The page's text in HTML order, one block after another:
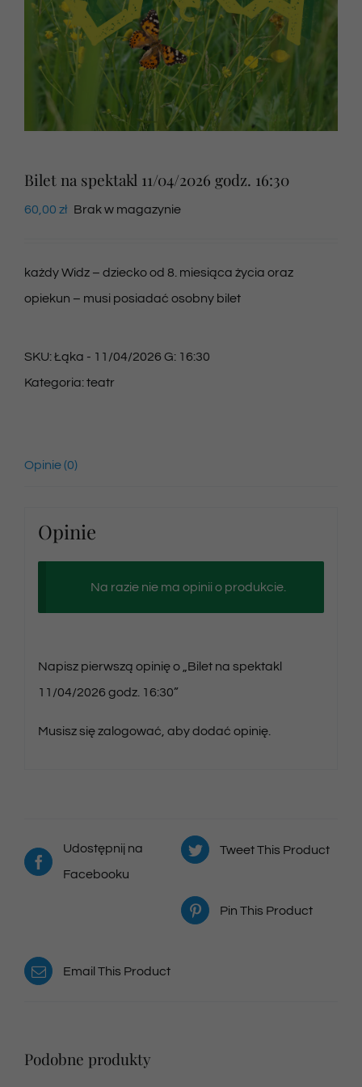
SKLEP VOD
Bilet na spektakl 11/04/2026 godz. 16:30
60,00 zł Brak w magazynie
każdy Widz – dziecko od 8. miesiąca życia oraz
opiekun – musi posiadać osobny bilet
SKU:Łąka - 11/04/2026 G: 16:30
Kategoria:teatr
Opinie (0)
Opinie
Na razie nie ma opinii o produkcie.
Napisz pierwszą opinię o „Bilet na spektakl
11/04/2026 godz. 16:30”
Musisz sięzalogować , aby dodać opinię.
Udostępnij na
Facebooku
Tweet This Product
Pin This Product
Email This Product
Podobne produkty